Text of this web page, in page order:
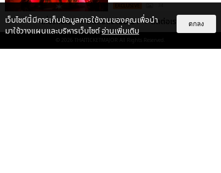
EXCLUSIVE
ไม่ว่าจะวันนี้หรือวันไหน ก็จะยังภูมิใจ
ในตัว &QUOT;แจบอม&QUOT;
เกี่ยวกับเรา ติดต่อลงโฆษณา ติดต่อเรา
© 2026 THAITICKETMAJOR All Rights Reserved.
เว็บไซต์นี้มีการเก็บข้อมูลการใช้งานของคุณเพื่อนำ
มาใช้วางแผนและบริหารเว็บไซต์อ่านเพิ่มเติม
ตกลง